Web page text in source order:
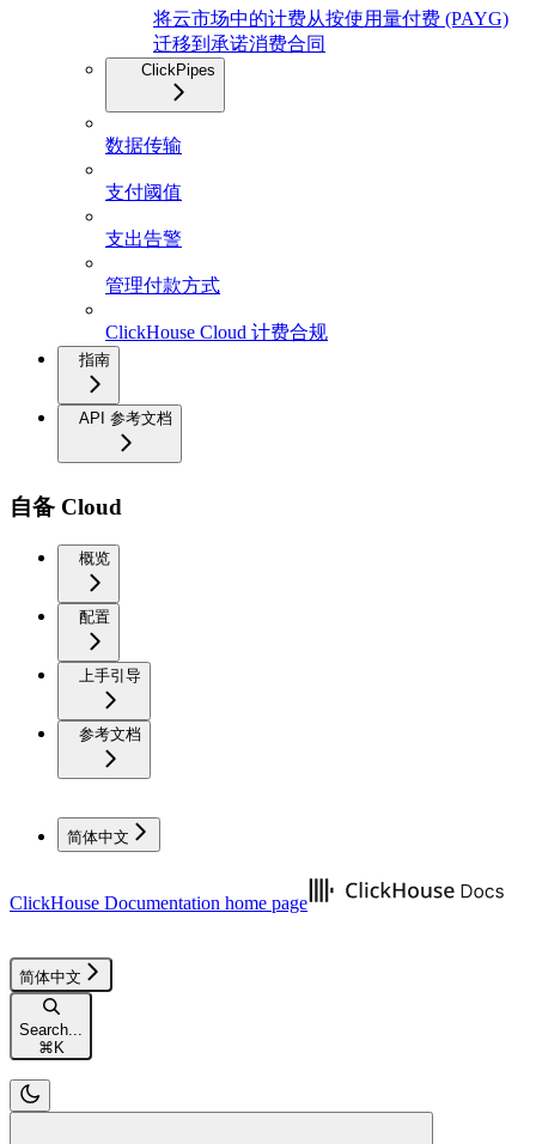
将云市场中的计费从按使用量付费 (PAYG)
迁移到承诺消费合同
ClickPipes
数据传输
支付阈值
支出告警
管理付款方式
ClickHouse Cloud 计费合规
指南
API 参考文档
自备 Cloud
概览
配置
上手引导
参考文档
简体中文
ClickHouse Documentation home page
简体中文
Search...
⌘ K